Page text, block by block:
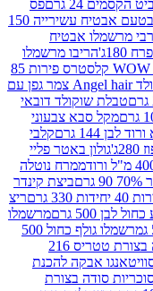
פס
פס טעים בטעם אבטיח עשירייה 150
אבטיח
מרשמלו
WOW Z קלסטרס פירות 85
שוקולד Angel hair צמר גפן עם
דובאי
צבעוני
קלבי
באטר פליי
ממרח נוטלה
ביצת קינדר
ריצ
מרשמלו
מרשמלו גולף כחול 500
סוכריות סודה בצורת טטריס 216
להכנת
בצורת